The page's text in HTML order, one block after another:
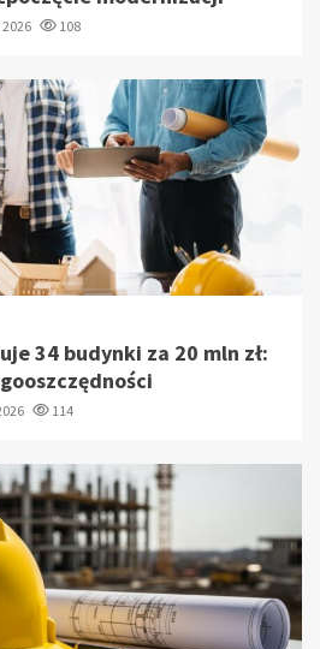
108
34 budynki za 20 mln zł:
114